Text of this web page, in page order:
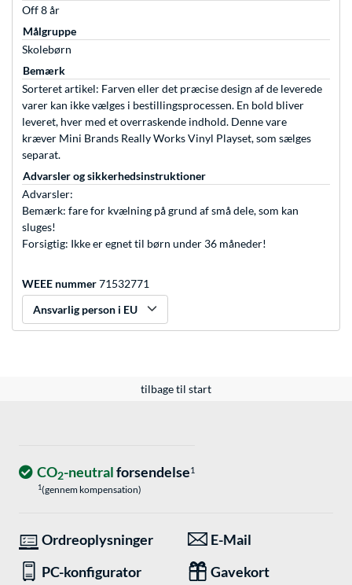
Off 8 år
Målgruppe
Skolebørn
Bemærk
Sorteret artikel: Farven eller det præcise design af de leverede
varer kan ikke vælges i bestillingsprocessen. En bold bliver
leveret, hver med et overraskende indhold. Denne vare
kræver Mini Brands Really Works Vinyl Playset, som sælges
separat.
Advarsler og sikkerhedsinstruktioner
Advarsler:
Bemærk: fare for kvælning på grund af små dele, som kan
sluges!
Forsigtig: Ikke er egnet til børn under 36 måneder!
WEEE nummer71532771
Ansvarlig person i EU
tilbage til start
CO2-neutralforsendelse1
1(gennem kompensation)
Ordreoplysninger
E-Mail
PC-konfigurator
Gavekort